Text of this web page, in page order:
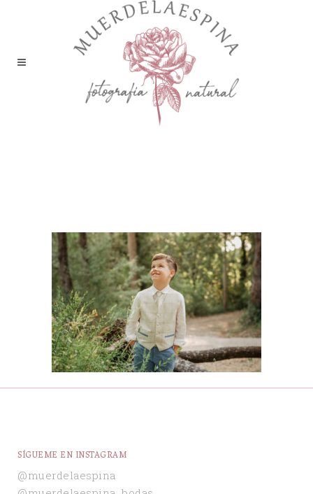
SÍGUEME EN INSTAGRAM
@muerdelaespina